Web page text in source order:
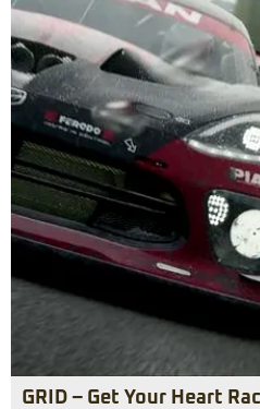
GRID – Get Your Heart